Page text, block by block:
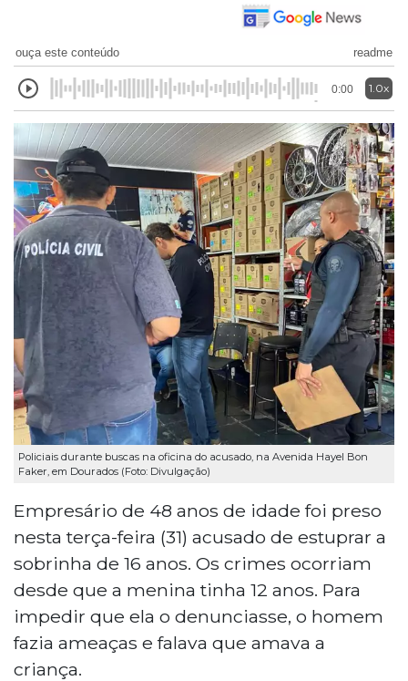
ouça este conteúdo readme
0:00 1.0x
Policiais durante buscas na oficina do acusado, na Avenida Hayel Bon
Faker, em Dourados (Foto: Divulgação)
Empresário de 48 anos de idade foi preso
nesta terça-feira (31) acusado de estuprar a
sobrinha de 16 anos. Os crimes ocorriam
desde que a menina tinha 12 anos. Para
impedir que ela o denunciasse, o homem
fazia ameaças e falava que amava a
criança.